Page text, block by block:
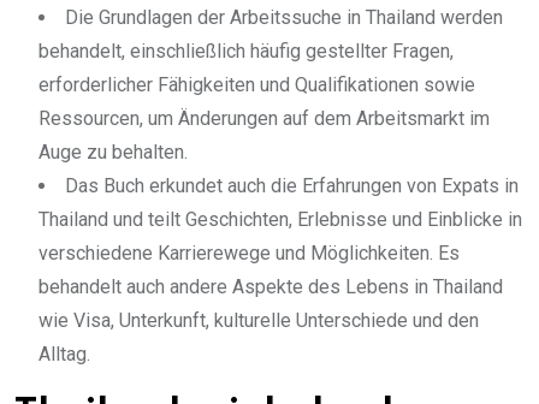
Die Grundlagen der Arbeitssuche in Thailand werden
behandelt, einschließlich häufig gestellter Fragen,
erforderlicher Fähigkeiten und Qualifikationen sowie
Ressourcen, um Änderungen auf dem Arbeitsmarkt im
Auge zu behalten.
Das Buch erkundet auch die Erfahrungen von Expats in
Thailand und teilt Geschichten, Erlebnisse und Einblicke in
verschiedene Karrierewege und Möglichkeiten. Es
behandelt auch andere Aspekte des Lebens in Thailand
wie Visa, Unterkunft, kulturelle Unterschiede und den
Alltag.